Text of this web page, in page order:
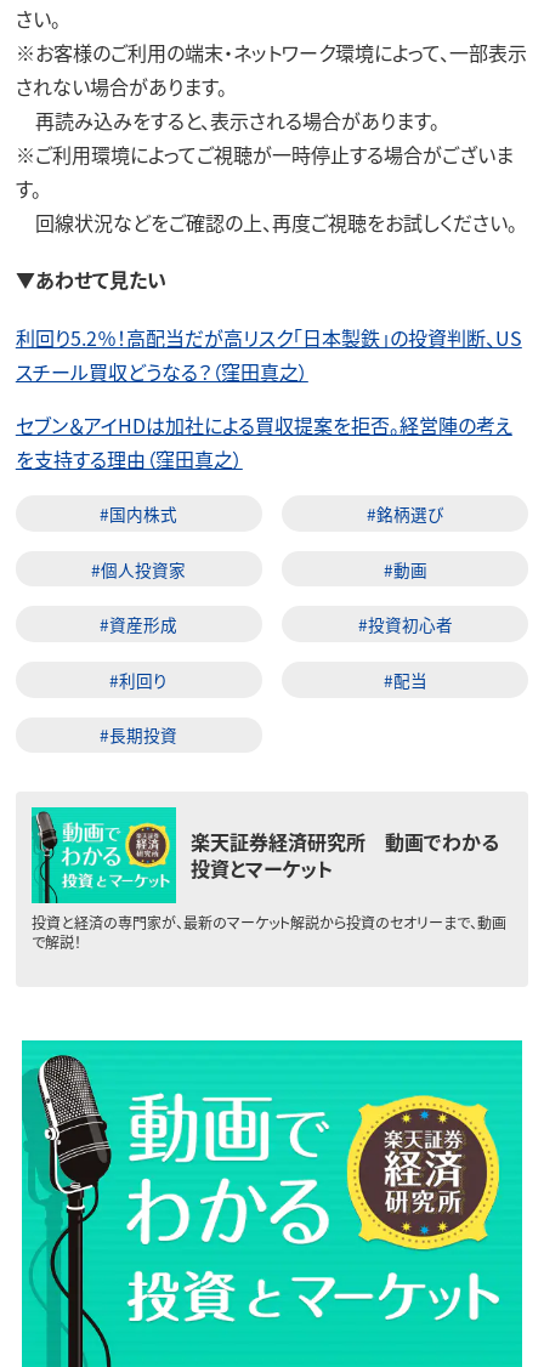
さい。
※お客様のご利用の端末・ネットワーク環境によって、一部表示
されない場合があります。
再読み込みをすると、表示される場合があります。
※ご利用環境によってご視聴が一時停止する場合がございま
す。
回線状況などをご確認の上、再度ご視聴をお試しください。
▼あわせて見たい
利回り5.2％！高配当だが高リスク「日本製鉄」の投資判断、US
スチール買収どうなる？（窪田真之）
セブン＆アイHDは加社による買収提案を拒否。経営陣の考え
を支持する理由（窪田真之）
#国内株式 #銘柄選び
#個人投資家 #動画
#資産形成 #投資初心者
#利回り #配当
#長期投資
楽天証券経済研究所 動画でわかる
投資とマーケット
投資と経済の専門家が、最新のマーケット解説から投資のセオリーまで、動画
で解説！